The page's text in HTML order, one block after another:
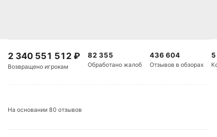
2 340 551 512 ₽
Возвращено игрокам
82 355
Обработано жалоб
436 604
Отзывов в обзорах
На основании 80 отзывов